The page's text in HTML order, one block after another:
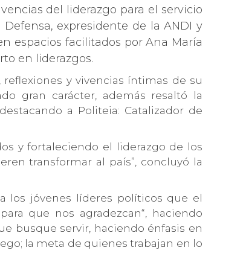
del liderazgo para el servicio
expresidente de la ANDI y
espacios facilitados por Ana María
en liderazgos.
y vivencias íntimas de su
gran carácter, además resaltó la
a Politeia: Catalizador de
y fortaleciendo el liderazgo de los
transformar al país”, concluyó la
los jóvenes líderes políticos que el
que nos agradezcan“, haciendo
busque servir, haciendo énfasis en
la meta de quienes trabajan en lo